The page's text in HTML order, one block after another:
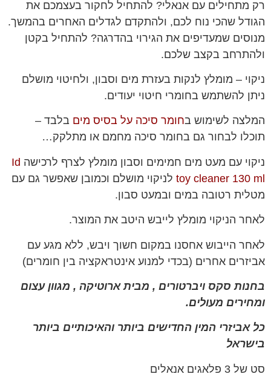
רק מתחילים עם אנאלי? להתחיל לחקור בעצמכם את
הגודל שהכי נוח לכם, ולהתקדם לגדלים האחרים בהמשך.
מנוסים שמעדיפים את הגירוי בהדרגה? להתחיל בקטן
ולהתרחב בקצב שלכם.
ניקוי – מומלץ לנקות בעזרת מים וסבון, ולחיטוי מושלם
ניתן להשתמש בחומרי חיטוי יעודים.
המלצה לשימוש בחומר סיכה על בסיס מים בלבד –
תוכלו לבחור גם בחומר סיכה מחמם או מתלקק…
ניקוי עם מעט מים חמימים וסבון מומלץ לצרף לרכישה Id
toy cleaner 130 ml לניקוי מושלם וכמובן שאפשר גם עם
מטלית רטובה במים ובמעט סבון.
לאחר הניקוי מומלץ לייבש היטב את המוצר.
לאחר הייבוש אחסנו במקום חשוך ויבש, ללא מגע עם
אביזרים אחרים (בכדי למנוע אינטראקציה בין חומרים)
בחנות סקס ויברטורים , מבית ארוטיקה , מגוון עצום
ומחירים מעולים.
כל אביזרי המין החדישים ביותר והאיכותיים ביותר
בישראל
סט של 3 פלאגים אנאלים